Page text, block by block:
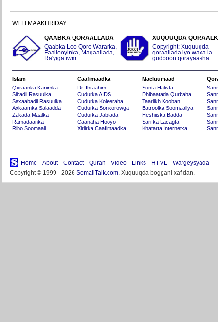
WELI MA AKHRIDAY
QAABKA QORAALLADA
Qaabka Loo Qoro Wararka,
Faallooyinka, Maqaallada,
Ra'yiga iwm...
XUQUUQDA
Copyright: Xuquuqda
qoraallada iyo waxa la
gudboon qorayaasha...
Islam
Quraanka Kariimka
Siiradii Rasuulka
Saxaabadii Rasuulka
Axkaamka Salaadda
Zakada Maalka
Ramadaanka
Ribo Soomaali
Caafimaadka
Dr. Ibraahim
Cudurka AIDS
Cudurka Koleeraha
Cudurka Sonkorowga
Cudurka Jabtada
Caanaha Hooyo
Xiriirka Caafimaadka
Macluumaad
Sunta Halista
Dhibaatada Qurbaha
Taariikh Kooban
Batroolka Soomaaliya
Heshiiska Badda
Sarifka Lacagta
Khatarta Internetka
Home About Contact Quran Video Links HTML
Wargeysyada
Copyright © 1999 - 2026 SomaliTalk.com. Xuquuqda boggani xafidan.